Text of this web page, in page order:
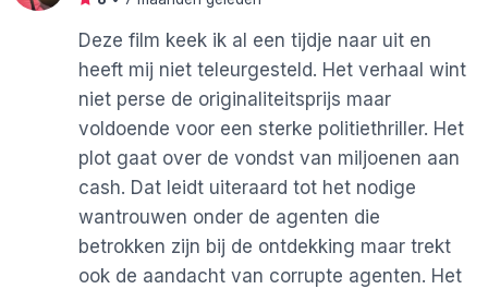
Deze film keek ik al een tijdje naar uit en
heeft mij niet teleurgesteld. Het verhaal wint
niet perse de originaliteitsprijs maar
voldoende voor een sterke politiethriller. Het
plot gaat over de vondst van miljoenen aan
cash. Dat leidt uiteraard tot het nodige
wantrouwen onder de agenten die
betrokken zijn bij de ontdekking maar trekt
ook de aandacht van corrupte agenten. Het